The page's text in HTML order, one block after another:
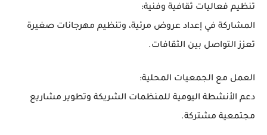
تنظيم فعاليات ثقافية وفنية:
المشاركة في إعداد عروض مرئية، وتنظيم مهرجانات صغيرة
تعزز التواصل بين الثقافات.
العمل مع الجمعيات المحلية:
دعم الأنشطة اليومية للمنظمات الشريكة وتطوير مشاريع
مجتمعية مشتركة.